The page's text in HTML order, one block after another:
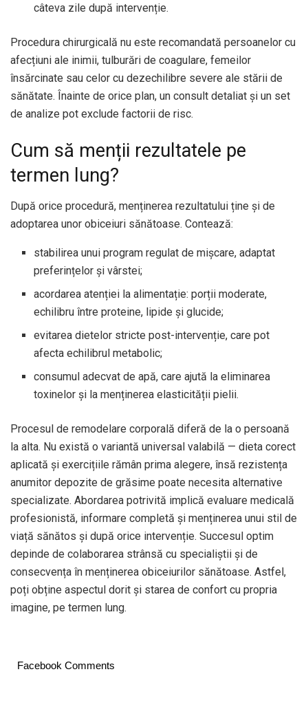
câteva zile după intervenție.
Procedura chirurgicală nu este recomandată persoanelor cu
afecțiuni ale inimii, tulburări de coagulare, femeilor
însărcinate sau celor cu dezechilibre severe ale stării de
sănătate. Înainte de orice plan, un consult detaliat și un set
de analize pot exclude factorii de risc.
Cum să menții rezultatele pe
termen lung?
După orice procedură, menținerea rezultatului ține și de
adoptarea unor obiceiuri sănătoase. Contează:
stabilirea unui program regulat de mișcare, adaptat
preferințelor și vârstei;
acordarea atenției la alimentație: porții moderate,
echilibru între proteine, lipide și glucide;
evitarea dietelor stricte post-intervenție, care pot
afecta echilibrul metabolic;
consumul adecvat de apă, care ajută la eliminarea
toxinelor și la menținerea elasticității pielii.
Procesul de remodelare corporală diferă de la o persoană
la alta. Nu există o variantă universal valabilă — dieta corect
aplicată și exercițiile rămân prima alegere, însă rezistența
anumitor depozite de grăsime poate necesita alternative
specializate. Abordarea potrivită implică evaluare medicală
profesionistă, informare completă și menținerea unui stil de
viață sănătos și după orice intervenție. Succesul optim
depinde de colaborarea strânsă cu specialiștii și de
consecvența în menținerea obiceiurilor sănătoase. Astfel,
poți obține aspectul dorit și starea de confort cu propria
imagine, pe termen lung.
Facebook Comments